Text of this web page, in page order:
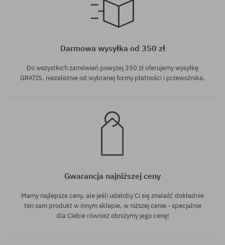
Dostępne rozmiary:
Darmowa wysyłka od 350 zł
Do wszystkich zamówień powyżej 350 zł oferujemy wysyłkę
GRATIS, niezależnie od wybranej formy płatności i przewoźnika.
Gwarancja najniższej ceny
Mamy najlepsze ceny, ale jeśli udałoby Ci się znaleźć dokładnie
ten sam produkt w innym sklepie, w niższej cenie - specjalnie
dla Ciebie również obniżymy jego cenę!